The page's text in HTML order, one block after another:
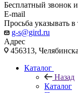
Бесплатный звонок
E-mail
Просьба указывать
g-s@gird.ru
Адрес
456313,
Каталог
Назад
Каталог